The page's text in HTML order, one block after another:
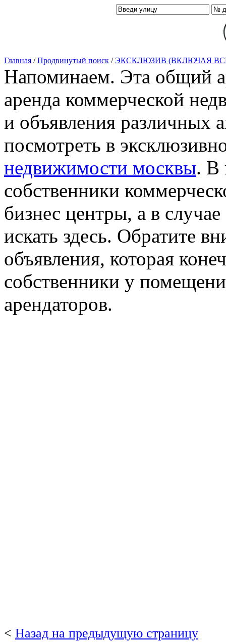
Главная /Продвинутый поиск /ЭКСКЛЮЗИВ (ВКЛЮЧАЯ
Напоминаем. Эта общий
аренда коммерческой
и объявления различных
посмотреть в
недвижимости москвы. В
собственники
бизнес центры, а в случае
искать здесь. Обратите
объявления, которая
собственники у
арендаторов.
< Назад на предыдущую страницу